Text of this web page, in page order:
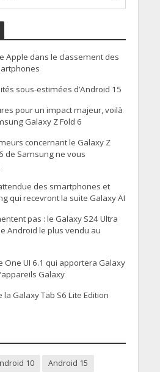
Apple dans le classement des
sous-estimées d’Android 15
pour un impact majeur, voilà
Galaxy Z Fold 6
concernant le Galaxy Z
de Samsung ne vous
des smartphones et
qui recevront la suite Galaxy AI
pas : le Galaxy S24 Ultra
Android le plus vendu au
One UI 6.1 qui apportera Galaxy
Galaxy
Galaxy Tab S6 Lite Edition
10
Android 15